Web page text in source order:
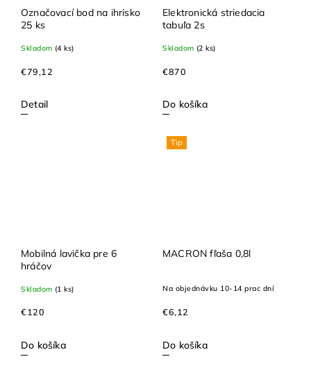
Označovací bod na ihrisko
25 ks
Skladom (4 ks)
€79,12
Detail
Elektronická striedacia
tabuľa 2s
Skladom (2 ks)
€870
Do košíka
Mobilná lavička pre 6
hráčov
Skladom (1 ks)
€120
Do košíka
Tip
MACRON fľaša 0,8l
Na objednávku 10-14 prac dní
€6,12
Do košíka